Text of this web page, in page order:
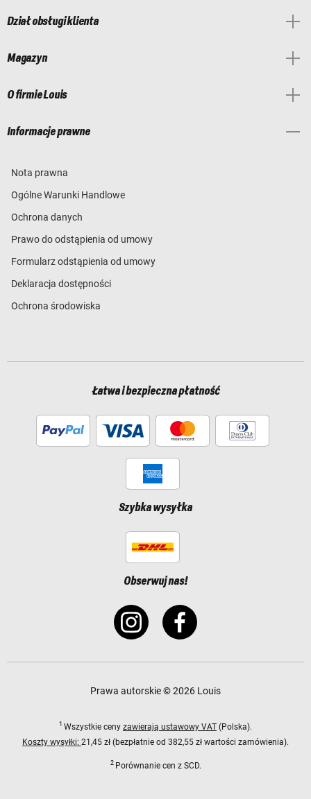
Dział obsługi klienta
Magazyn
O firmie Louis
Informacje prawne
Nota prawna
Ogólne Warunki Handlowe
Ochrona danych
Prawo do odstąpienia od umowy
Formularz odstąpienia od umowy
Deklaracja dostępności
Ochrona środowiska
Łatwa i bezpieczna płatność
Szybka wysyłka
Obserwuj nas!
Prawa autorskie © 2026 Louis
1 Wszystkie ceny zawierają ustawowy VAT (Polska).
Koszty wysyłki: 21,45 zł (bezpłatnie od 382,55 zł wartości zamówienia).
2 Porównanie cen z SCD.